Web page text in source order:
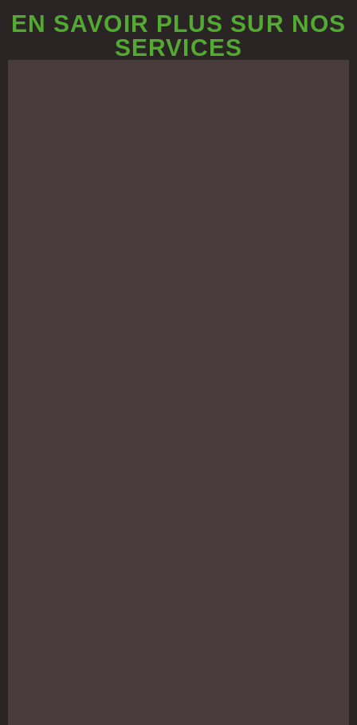
EN SAVOIR PLUS SUR NOS
SERVICES